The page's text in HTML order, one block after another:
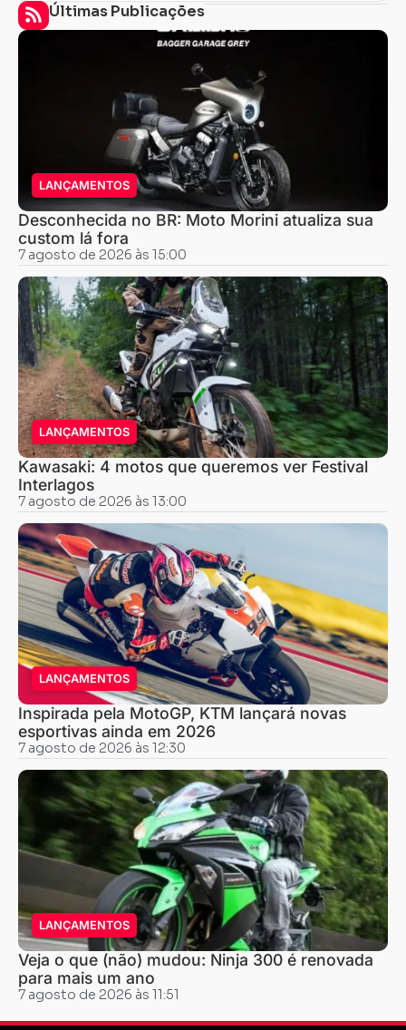
Últimas Publicações
LANÇAMENTOS
Desconhecida no BR: Moto Morini atualiza sua
custom lá fora
7 agosto de 2026 às 15:00
LANÇAMENTOS
Kawasaki: 4 motos que queremos ver Festival
Interlagos
7 agosto de 2026 às 13:00
LANÇAMENTOS
Inspirada pela MotoGP, KTM lançará novas
esportivas ainda em 2026
7 agosto de 2026 às 12:30
LANÇAMENTOS
Veja o que (não) mudou: Ninja 300 é renovada
para mais um ano
7 agosto de 2026 às 11:51